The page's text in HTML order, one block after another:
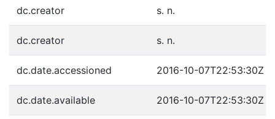
dc.creator s. n.
dc.creator s. n.
dc.date.accessioned 2016-10-07T22:53:30Z
dc.date.available 2016-10-07T22:53:30Z